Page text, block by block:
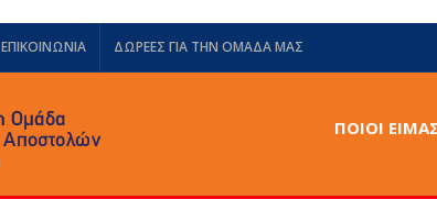
ΕΠΙΚΟΙΝΩΝΙΑ ΔΩΡΕΈΣ ΓΙΑ ΤΗΝ ΟΜΆΔΑ ΜΑΣ
ΠΟΙΟΙ